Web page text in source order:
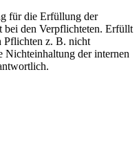
für die Erfüllung der
bei den Verpflichteten. Erfüllt
Pflichten z. B. nicht
Nichteinhaltung der internen